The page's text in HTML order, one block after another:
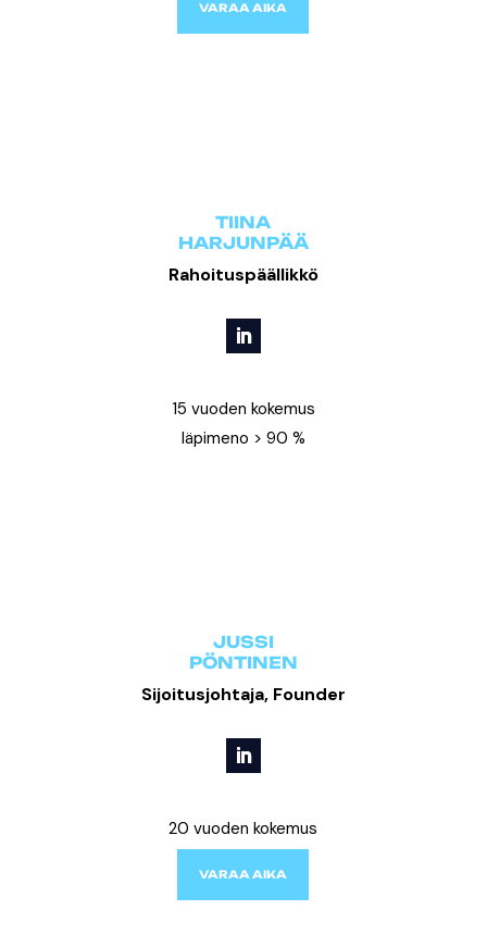
VARAA AIKA
TIINA
HARJUNPÄÄ
Rahoituspäällikkö
15 vuoden kokemus
läpimeno > 90 %
JUSSI
PÖNTINEN
Sijoitusjohtaja, Founder
20 vuoden kokemus
VARAA AIKA